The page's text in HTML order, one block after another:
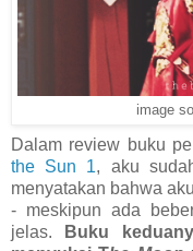
image
Dalam review buku
the Sun 1, aku
menyatakan bahwa
- meskipun ada
jelas. Buku